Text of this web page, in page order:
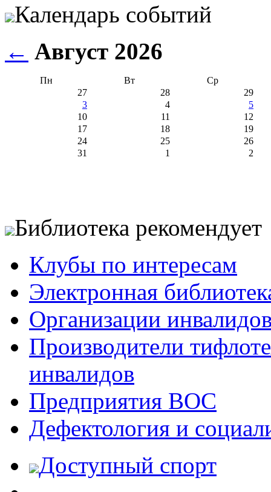
Календарь событий
← Август 2026
Пн Вт
Ср
27
28
29
3
4
5
10
11
12
17
18
19
24
25
26
31
1 2
Библиотека рекомендует
Клубы по интересам
Электронная
Организации
Производители
инвалидов
Предприятия ВОС
Дефектология и
Доступный спорт